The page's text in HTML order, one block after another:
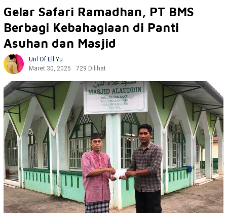
Gelar Safari Ramadhan, PT BMS
Berbagi Kebahagiaan di Panti
Asuhan dan Masjid
Uril Of Ell Yu
Maret 30, 2025
729 Dilihat